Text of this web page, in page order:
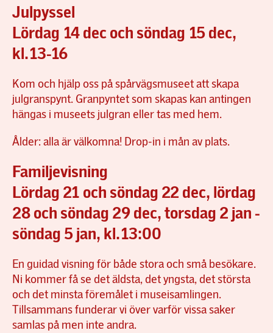
Julpyssel
Lördag 14 dec och söndag 15 dec,
kl.13-16
Kom och hjälp oss på spårvägsmuseet att skapa
julgranspynt. Granpyntet som skapas kan antingen
hängas i museets julgran eller tas med hem.
Ålder: alla är välkomna! Drop-in i mån av plats.
Familjevisning
Lördag 21 och söndag 22 dec, lördag
28 och söndag 29 dec, torsdag 2 jan -
söndag 5 jan, kl.13:00
En guidad visning för både stora och små besökare.
Ni kommer få se det äldsta, det yngsta, det största
och det minsta föremålet i museisamlingen.
Tillsammans funderar vi över varför vissa saker
samlas på men inte andra.